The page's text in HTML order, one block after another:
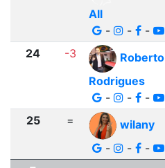
All
-
- -
24 -3
Roberto
Rodrigues
-
- -
25 =
wilany
-
- -